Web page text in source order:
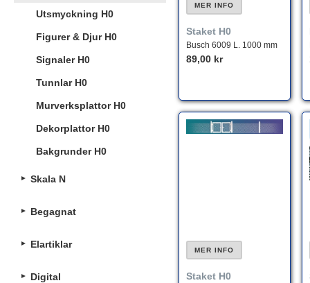
Utsmyckning H0
Figurer & Djur H0
Signaler H0
Tunnlar H0
Murverksplattor H0
Dekorplattor H0
Bakgrunder H0
Skala N
Begagnat
Elartiklar
Digital
MER INFO
Staket H0
Busch 6009 L. 1000 mm
89,00 kr
MER INFO
Staket H0